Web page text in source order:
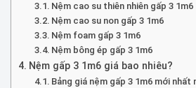
Nệm cao su thiên nhiên gấp 3 1m6
Nệm cao su non gấp 3 1m6
Nệm foam gấp 3 1m6
Nệm bông ép gấp 3 1m6
Nệm gấp 3 1m6 giá bao nhiêu?
Bảng giá nệm gấp 3 1m6 mới nhất